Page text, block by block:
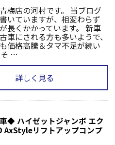
梅店の河村です。 当ブログ
いていますが、相変わらず
長くかかっています。 新車
車にされる方も多いようで、
価格高騰＆タマ不足が続い
そ …
詳しく見る
◆ ハイゼットジャンボ エク
AxStyleリフトアップコンプ